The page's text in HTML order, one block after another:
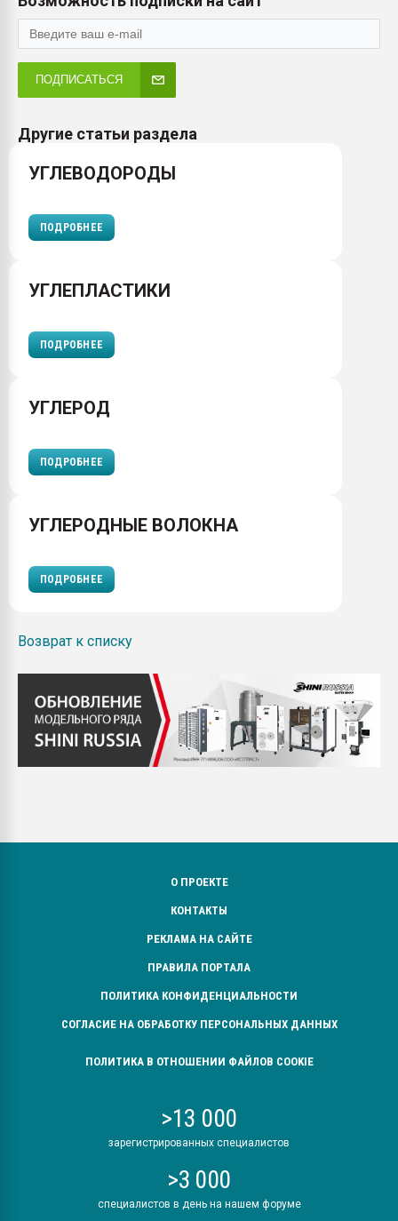
ПОДПИСАТЬСЯ
Другие статьи раздела
УГЛЕВОДОРОДЫ
ПОДРОБНЕЕ
УГЛЕПЛАСТИКИ
ПОДРОБНЕЕ
УГЛЕРОД
ПОДРОБНЕЕ
УГЛЕРОДНЫЕ ВОЛОКНА
ПОДРОБНЕЕ
Возврат к списку
О ПРОЕКТЕ
КОНТАКТЫ
РЕКЛАМА НА САЙТЕ
ПРАВИЛА ПОРТАЛА
ПОЛИТИКА КОНФИДЕНЦИАЛЬНОСТИ
СОГЛАСИЕ НА ОБРАБОТКУ ПЕРСОНАЛЬНЫХ ДАННЫХ
ПОЛИТИКА В ОТНОШЕНИИ ФАЙЛОВ COOKIE
>13 000
зарегистрированных специалистов
>3 000
специалистов в день на нашем форуме